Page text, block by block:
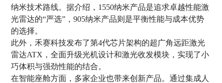
纳米技术路线。据介绍，1550纳米产品是追求卓越性能激
光雷达的“严选”，905纳米产品则是平衡性能与成本优势
的选择。
此外，禾赛科技发布了第4代芯片架构的超广角远距激光
雷达ATX，全面升级光机设计和激光收发模块，实现了小
巧体积与强劲性能的结合。
在智能座舱方面，多家企业也带来创新产品。通过集成人